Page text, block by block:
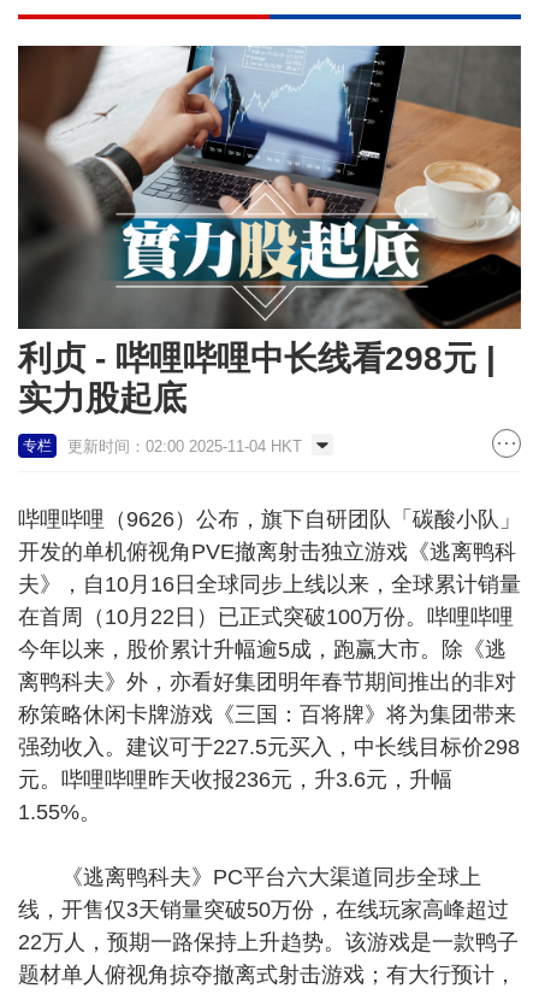
利贞 - 哔哩哔哩中长线看298元 |
实力股起底
专栏 更新时间：02:00 2025-11-04 HKT
哔哩哔哩（9626）公布，旗下自研团队「碳酸小队」
开发的单机俯视角PVE撤离射击独立游戏《逃离鸭科
夫》，自10月16日全球同步上线以来，全球累计销量
在首周（10月22日）已正式突破100万份。哔哩哔哩
今年以来，股价累计升幅逾5成，跑赢大市。除《逃
离鸭科夫》外，亦看好集团明年春节期间推出的非对
称策略休闲卡牌游戏《三国：百将牌》将为集团带来
强劲收入。建议可于227.5元买入，中长线目标价298
元。哔哩哔哩昨天收报236元，升3.6元，升幅
1.55%。
《逃离鸭科夫》PC平台六大渠道同步全球上
线，开售仅3天销量突破50万份，在线玩家高峰超过
22万人，预期一路保持上升趋势。该游戏是一款鸭子
题材单人俯视角掠夺撤离式射击游戏；有大行预计，